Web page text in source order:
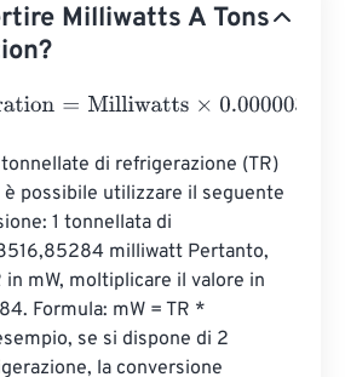
Milliwatts A Tons
=Milliwatts×0.0000034121
di refrigerazione (TR)
possibile utilizzare il seguente
1 tonnellata di
milliwatt Pertanto,
mW, moltiplicare il valore in
Formula: mW = TR *
se si dispone di 2
la conversione